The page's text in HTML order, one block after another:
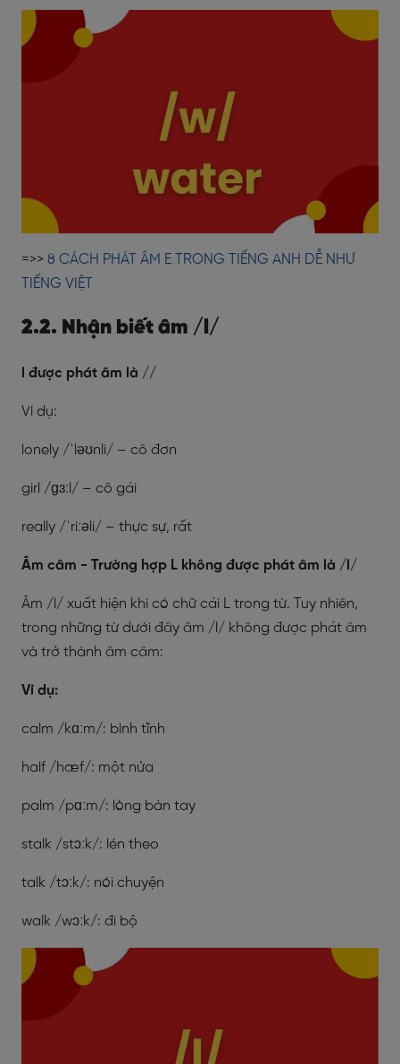
=>> 8 CÁCH PHÁT ÂM E TRONG TIẾNG ANH DỄ NHƯ
TIẾNG VIỆT
2.2. Nhận biết âm /l/
l được phát âm là //
Ví dụ:
lonely /ˈləʊnli/ – cô đơn
girl /ɡɜːl/ – cô gái
really /ˈriːəli/ – thực sự, rất
Âm câm - Trường hợp L không được phát âm là /l/
Âm /l/ xuất hiện khi có chữ cái L trong từ. Tuy nhiên,
trong những từ dưới đây âm /l/ không được phát âm
và trở thành âm câm:
Ví dụ:
calm /kɑːm/: bình tĩnh
half /hæf/: một nửa
palm /pɑːm/: lòng bàn tay
stalk /stɔːk/: lén theo
talk /tɔːk/: nói chuyện
walk /wɔːk/: đi bộ